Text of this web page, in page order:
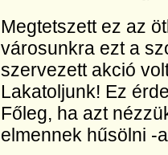
Megtetszett ez az
városunkra ezt a
szervezett akció
Lakatoljunk! Ez
Főleg, ha azt
elmennek hűsölni -